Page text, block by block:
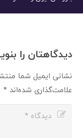
دیدگاهتان را
نشانی ایمیل شما
علامت‌گذاری شده‌اند*